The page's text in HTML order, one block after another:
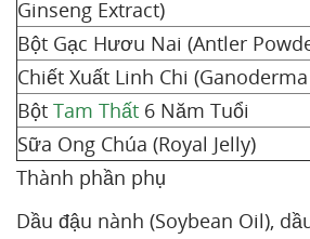
Ginseng Extract)
Bột Gạc Hươu Nai (Antler
Chiết Xuất Linh Chi
Bột Tam Thất 6 Năm Tuổi
Sữa Ong Chúa (Royal Jelly)
Thành phần phụ
Dầu đậu nành (Soybean Oil),